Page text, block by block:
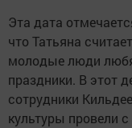
Эта дата
что Татьяна
молодые люди
праздники. В этот
сотрудники
культуры провели